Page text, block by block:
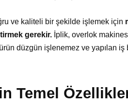
ve kaliteli bir şekilde işlemek için
gerekir. İplik, overlok
düzgün işlenemez ve yapılan iş
Temel